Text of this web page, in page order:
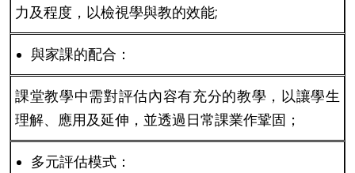
力及程度，以檢視學與教的效能;
與家課的配合：
課堂教學中需對評估內容有充分的教學，以讓學生
理解、應用及延伸，並透過日常課業作鞏固；
多元評估模式：